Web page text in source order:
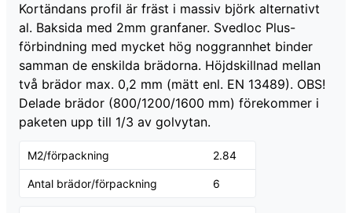
Kortändans profil är fräst i massiv björk alternativt
al. Baksida med 2mm granfaner. Svedloc Plus-
förbindning med mycket hög noggrannhet binder
samman de enskilda brädorna. Höjdskillnad mellan
två brädor max. 0,2 mm (mätt enl. EN 13489). OBS!
Delade brädor (800/1200/1600 mm) förekommer i
paketen upp till 1/3 av golvytan.
M2/förpackning 2.84
Antal brädor/förpackning 6